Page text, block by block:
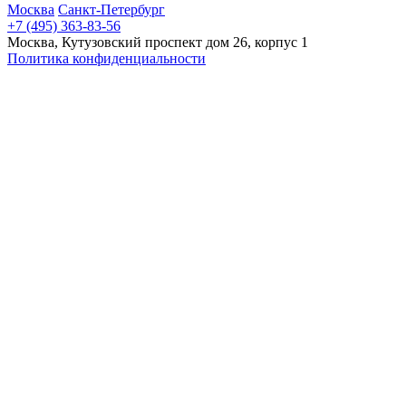
Москва Санкт-Петербург
+7 (495) 363-83-56
Москва, Кутузовский проспект дом 26, корпус 1
Политика конфиденциальности